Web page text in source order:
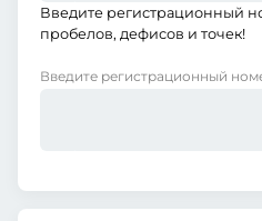
Введите регистрационный
пробелов, дефисов и точек!
Введите регистрационный